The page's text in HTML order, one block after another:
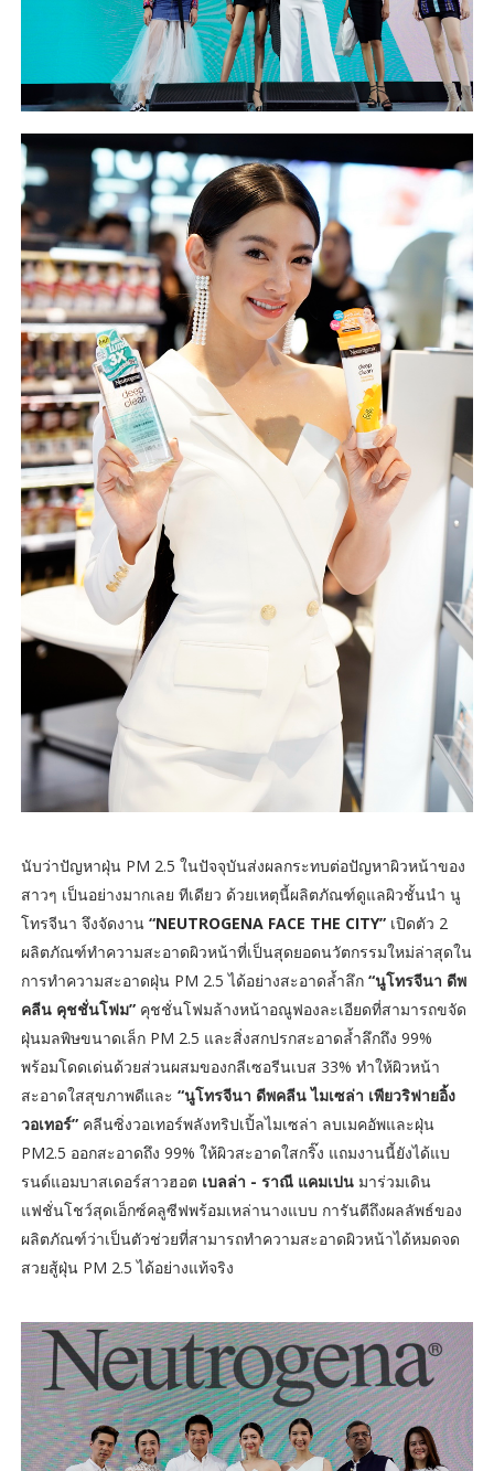
นับว่าปัญหาฝุ่น PM 2.5 ในปัจจุบันส่งผลกระทบต่อปัญหาผิวหน้าของ
สาวๆ เป็นอย่างมากเลย ทีเดียว ด้วยเหตุนี้ผลิตภัณฑ์ดูแลผิวชั้นนำ นู
โทรจีนา จึงจัดงาน “NEUTROGENA FACE THE CITY” เปิดตัว 2
ผลิตภัณฑ์ทำความสะอาดผิวหน้าที่เป็นสุดยอดนวัตกรรมใหม่ล่าสุดใน
การทำความสะอาดฝุ่น PM 2.5 ได้อย่างสะอาดล้ำลึก “นูโทรจีนา ดีพ
คลีน คุชชั่นโฟม” คุชชั่นโฟมล้างหน้าอณูฟองละเอียดที่สามารถขจัด
ฝุ่นมลพิษขนาดเล็ก PM 2.5 และสิ่งสกปรกสะอาดล้ำลึกถึง 99%
พร้อมโดดเด่นด้วยส่วนผสมของกลีเซอรีนเบส 33% ทำให้ผิวหน้า
สะอาดใสสุขภาพดีและ “นูโทรจีนา ดีพคลีน ไมเซล่า เพียวริฟายอิ้ง
วอเทอร์” คลีนซิ่งวอเทอร์พลังทริปเปิ้ลไมเซล่า ลบเมคอัพและฝุ่น
PM2.5 ออกสะอาดถึง 99% ให้ผิวสะอาดใสกริ๊ง แถมงานนี้ยังได้แบ
รนด์แอมบาสเดอร์สาวฮอต เบลล่า - ราณี แคมเปนมาร่วมเดิน
แฟชั่นโชว์สุดเอ็กซ์คลูซีฟพร้อมเหล่านางแบบ การันตีถึงผลลัพธ์ของ
ผลิตภัณฑ์ว่าเป็นตัวช่วยที่สามารถทำความสะอาดผิวหน้าได้หมดจด
สวยสู้ฝุ่น PM 2.5 ได้อย่างแท้จริง